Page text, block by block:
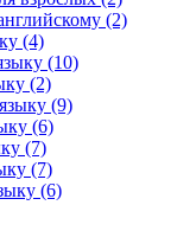
(2)
(4)
(10)
(2)
(9)
(6)
(7)
(7)
(6)